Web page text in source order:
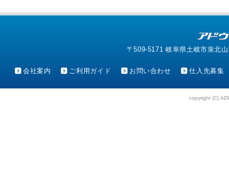
〒509-5171 岐阜県土岐市泉北
会社案内 ご利用ガイド お問い合わせ 仕入先募集
copyright (C)